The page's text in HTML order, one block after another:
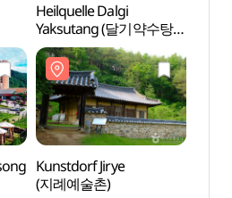
Heilquelle Dalgi
Yaksutang (달기약수탕
(청송 국가지질공원))
Kunstdorf Jirye
(지례예술촌)